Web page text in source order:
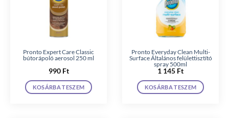
Pronto Expert Care Classic
bútorápoló aerosol 250 ml
990 Ft
KOSÁRBA TESZEM
Pronto Everyday Clean Multi-
Surface Általános felülettisztító
spray 500ml
1 145 Ft
KOSÁRBA TESZEM